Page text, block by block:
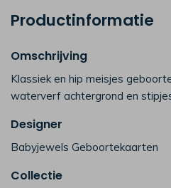
Productinformatie
Omschrijving
Klassiek en hip meisjes
waterverf achtergrond en
Designer
Babyjewels Geboortekaarten
Collectie